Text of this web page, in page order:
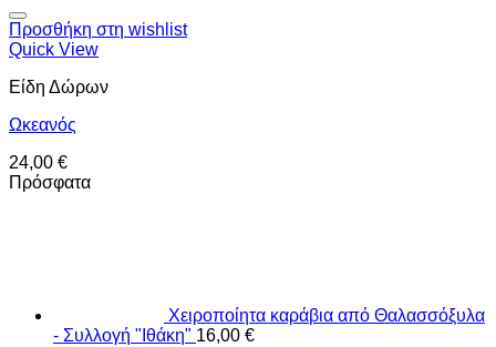
Προσθήκη στη wishlist
Quick View
Είδη Δώρων
Ωκεανός
24,00 €
Πρόσφατα
Χειροποίητα καράβια από Θαλασσόξυλα
- Συλλογή "Ιθάκη" 16,00 €